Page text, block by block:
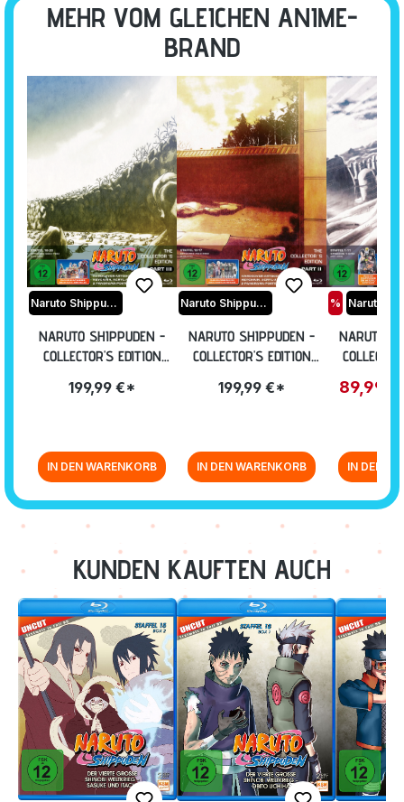
MEHR VOM GLEICHEN ANIME-
BRAND
Naruto Shippuden
NARUTO SHIPPUDEN -
COLLECTOR'S EDITION
199,99 €*
IN DEN WARENKORB
Naruto Shippuden
NARUTO SHIPPUDEN -
COLLECTOR'S EDITION
199,99 €*
IN DEN WARENKORB
%
NARUTO
89,99
IN DEN
Zurück zur Vor-/Zurück-Navigation
KUNDEN KAUFTEN AUCH